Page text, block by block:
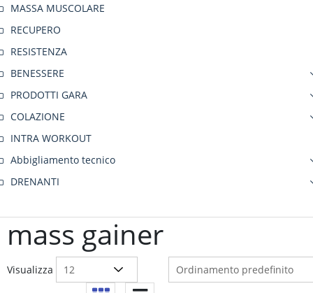
mass gainer
Visualizza
MASSA MUSCOLARE
RECUPERO
RESISTENZA
BENESSERE
PRODOTTI GARA
COLAZIONE
INTRA WORKOUT
Abbigliamento tecnico
DRENANTI